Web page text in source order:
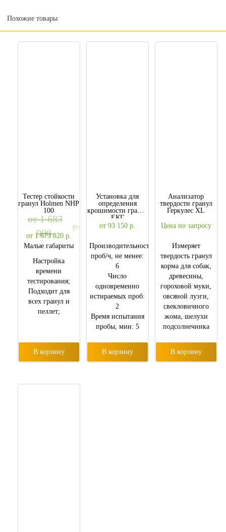
Похожие товары
Тестер стойкости
гранул Holmen NHP
100
от 1 683
900
р.
от 1 673 820р.
Малые габариты
Настройка
времени
тестирования;
Подходит для
всех гранул и
пеллет;
В корзину
Установка для
определения
крошимости гранул
ЕКГ
от 93 150р.
Производительность,
проб/ч, не менее:
6
Число
одновременно
истираемых проб:
2
Время испытания
пробы, мин: 5
В корзину
Анализатор
твердости гранул
Геркулес XL
Цена по запросу
Измеряет
твердость гранул
корма для собак,
древесины,
гороховой муки,
овсяной лузги,
свекловичного
жома, шелухи
подсолнечника
В корзину